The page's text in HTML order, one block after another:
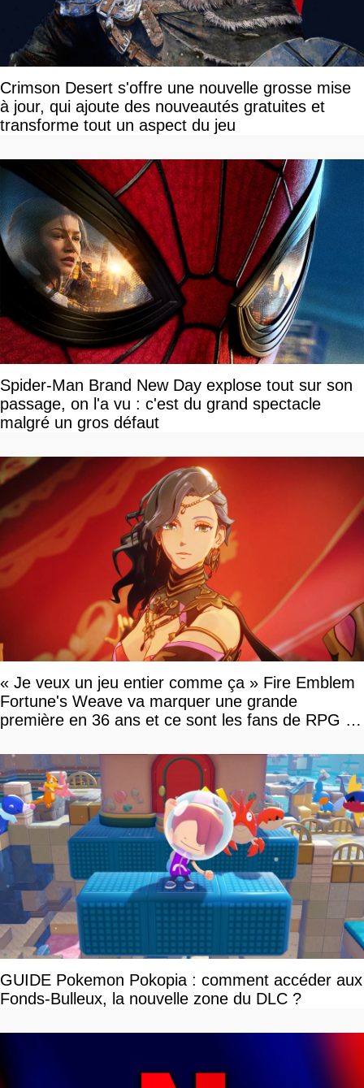
Crimson Desert s'offre une nouvelle grosse mise
à jour, qui ajoute des nouveautés gratuites et
transforme tout un aspect du jeu
Spider-Man Brand New Day explose tout sur son
passage, on l'a vu : c'est du grand spectacle
malgré un gros défaut
« Je veux un jeu entier comme ça » Fire Emblem
Fortune's Weave va marquer une grande
première en 36 ans et ce sont les fans de RPG en
GUIDE Pokemon Pokopia : comment accéder aux
Fonds-Bulleux, la nouvelle zone du DLC ?